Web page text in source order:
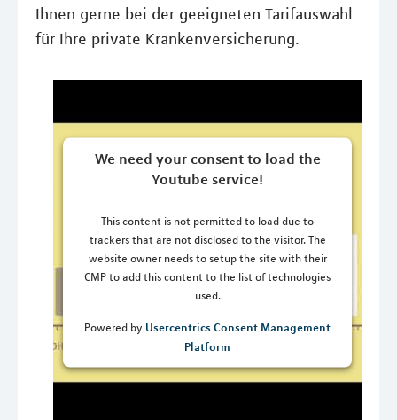
Ihnen gerne bei der geeigneten Tarifauswahl
für Ihre private Krankenversicherung.
We need your consent to load the
Youtube service!
This content is not permitted to load due to
trackers that are not disclosed to the visitor. The
website owner needs to setup the site with their
CMP to add this content to the list of technologies
used.
Powered by Usercentrics Consent Management
Platform